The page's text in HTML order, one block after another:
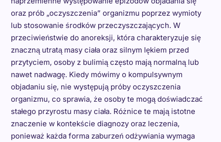
oraz prób „oczyszczenia” organizmu poprzez wymioty
lub stosowanie środków przeczyszczających. W
przeciwieństwie do anoreksji, która charakteryzuje się
znaczną utratą masy ciała oraz silnym lękiem przed
przytyciem, osoby z bulimią często mają normalną lub
nawet nadwagę. Kiedy mówimy o kompulsywnym
objadaniu się, nie występują próby oczyszczenia
organizmu, co sprawia, że osoby te mogą doświadczać
stałego przyrostu masy ciała. Różnice te mają istotne
znaczenie w kontekście diagnozy oraz leczenia,
ponieważ każda forma zaburzeń odżywiania wymaga